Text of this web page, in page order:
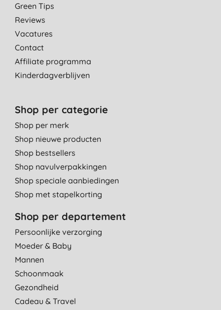
Green Tips
Reviews
Vacatures
Contact
Affiliate programma
Kinderdagverblijven
Shop per categorie
Shop per merk
Shop nieuwe producten
Shop bestsellers
Shop navulverpakkingen
Shop speciale aanbiedingen
Shop met stapelkorting
Shop per departement
Persoonlijke verzorging
Moeder & Baby
Mannen
Schoonmaak
Gezondheid
Cadeau & Travel